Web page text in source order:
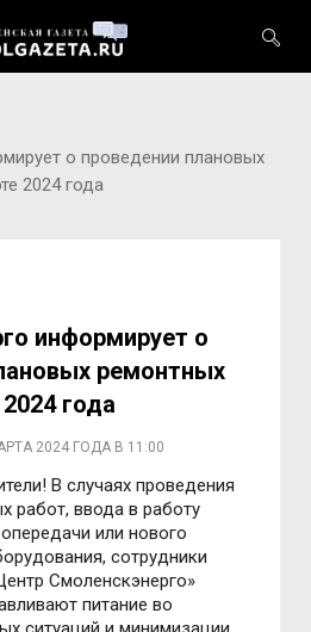
о проведении плановых
2024 года
информирует о
ремонтных
года
2024 ГОДА В 11:00
В случаях проведения
работ, ввода в работу
или нового
сотрудники
Смоленскэнерго»
питание во